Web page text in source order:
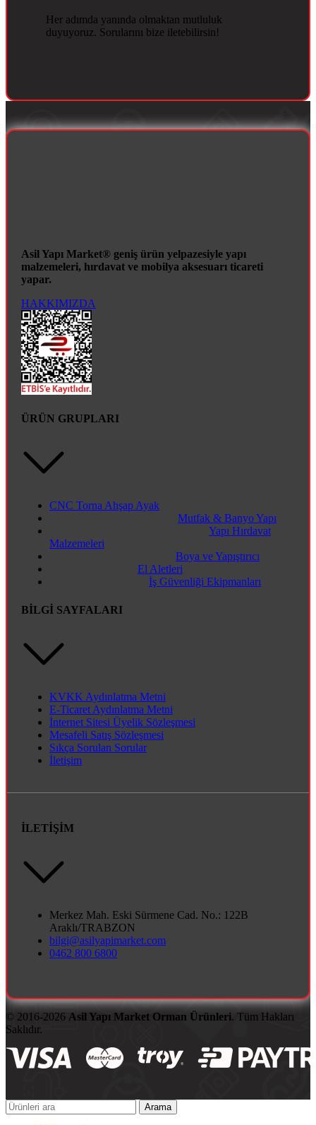
Her adımda yanında olmaktan mutluluk
duyuyoruz. Sorularını bize iletebilirsin!
Asil Yapı Market® geniş ürün yelpazesiyle yapı
malzemeleri, hırdavat ve mobilya aksesuarı ticareti
yapar.
HAKKIMIZDA
ÜRÜN GRUPLARI
CNC Torna Ahşap Ayak
Mutfak & Banyo Yapı
Yapı Hırdavat
Malzemeleri
Boya ve Yapıştırıcı
El Aletleri
İş Güvenliği Ekipmanları
BİLGİ SAYFALARI
KVKK Aydınlatma Metni
E-Ticaret Aydınlatma Metni
İnternet Sitesi Üyelik Sözleşmesi
Mesafeli Satış Sözleşmesi
Sıkça Sorulan Sorular
İletişim
İLETİŞİM
Merkez Mah. Eski Sürmene Cad. No.: 122B
Araklı/TRABZON
bilgi@asilyapimarket.com
0462 800 6800
© 2016-2026 Asil Yapı Market Orman Ürünleri. Tüm Hakları
Saklıdır.
Arama